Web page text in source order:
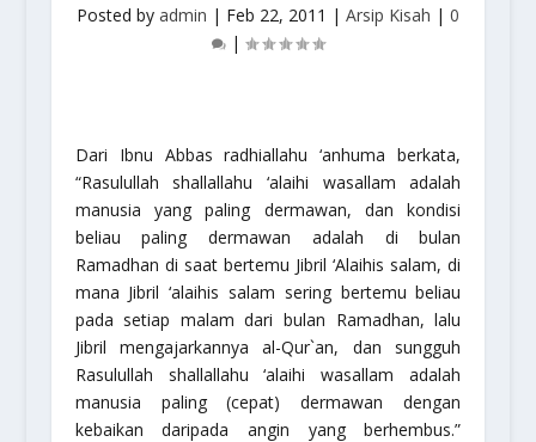
Posted by admin | Feb 22, 2011 | Arsip Kisah | 0
|
Dari Ibnu Abbas radhiallahu ‘anhuma berkata,
“Rasulullah shallallahu ‘alaihi wasallam adalah
manusia yang paling dermawan, dan kondisi
beliau paling dermawan adalah di bulan
Ramadhan di saat bertemu Jibril ‘Alaihis salam, di
mana Jibril ‘alaihis salam sering bertemu beliau
pada setiap malam dari bulan Ramadhan, lalu
Jibril mengajarkannya al-Qur`an, dan sungguh
Rasulullah shallallahu ‘alaihi wasallam adalah
manusia paling (cepat) dermawan dengan
kebaikan daripada angin yang berhembus.”